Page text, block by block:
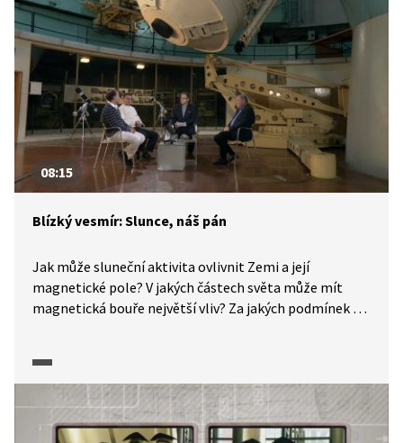
i proč je infrastruktura přenosových zařízení
v současnosti odolnější, hovoří energetik Miroslav Vrba
v diskusním pořadu, který navazuje na dokument Tiché
hrozby: Blízký vesmír.
08:15
Blízký vesmír: Slunce, náš pán
Jak může sluneční aktivita ovlivnit Zemi a její
magnetické pole? V jakých částech světa může mít
magnetická bouře největší vliv? Za jakých podmínek se
Silné geomagnetické bouře jsou poměrně málo četné,
takže je velmi obtížné předvídat jejich frekvenční
závislost. Které události jsou zaznamenané a kdy se
odehrály poslední silné bouře? Jsou naše přenosové